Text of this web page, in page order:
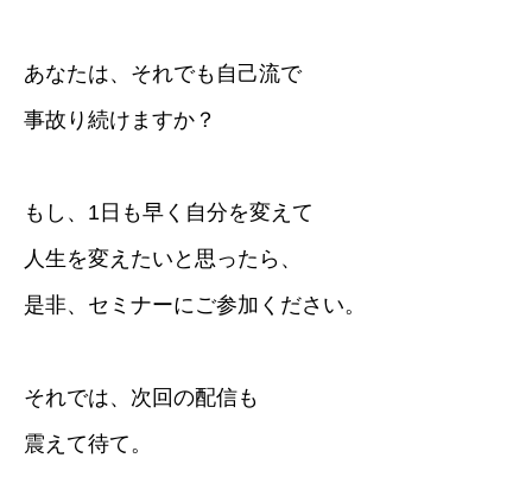
あなたは、それでも自己流で
事故り続けますか？
もし、1日も早く自分を変えて
人生を変えたいと思ったら、
是非、セミナーにご参加ください。
それでは、次回の配信も
震えて待て。